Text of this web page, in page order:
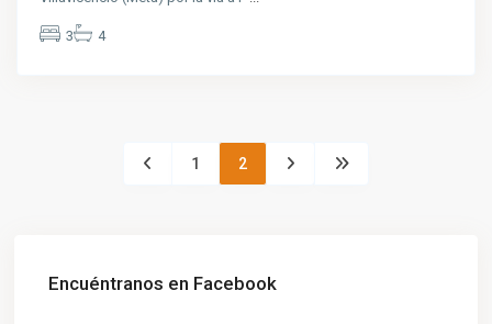
3 4
1 2
Encuéntranos en Facebook